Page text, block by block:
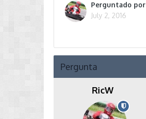
Perguntado por
July 2, 2016
Pergunta
RicW